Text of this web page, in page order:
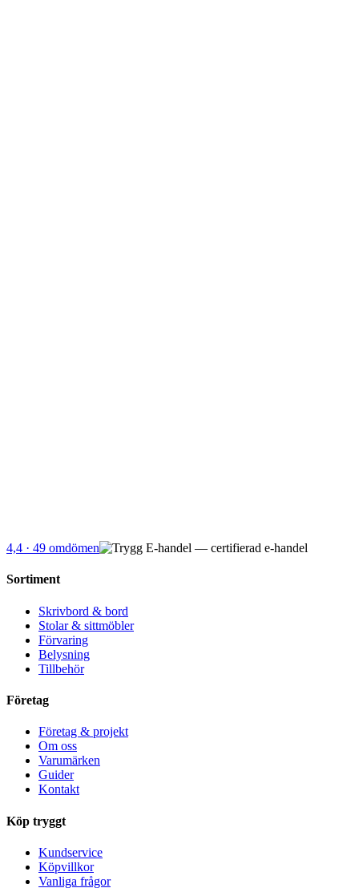
4,4 · 49 omdömen
Sortiment
Skrivbord & bord
Stolar & sittmöbler
Förvaring
Belysning
Tillbehör
Företag
Företag & projekt
Om oss
Varumärken
Guider
Kontakt
Köp tryggt
Kundservice
Köpvillkor
Vanliga frågor